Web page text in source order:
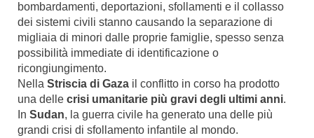
bombardamenti, deportazioni, sfollamenti e il collasso
dei sistemi civili stanno causando la separazione di
migliaia di minori dalle proprie famiglie, spesso senza
possibilità immediate di identificazione o
ricongiungimento.
Nella Striscia di Gaza il conflitto in corso ha prodotto
una delle crisi umanitarie più gravi degli ultimi anni.
In Sudan, la guerra civile ha generato una delle più
grandi crisi di sfollamento infantile al mondo.